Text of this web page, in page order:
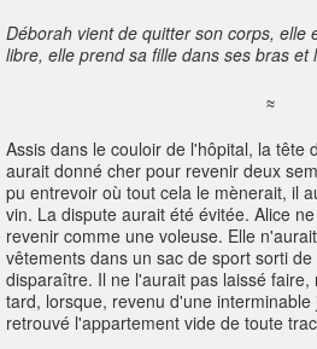
Déborah vient de quitter son corps, elle
libre, elle prend sa fille dans ses bras
≈
Assis dans le couloir de l'hôpital, la tête
aurait donné cher pour revenir deux
pu entrevoir où tout cela le mènerait, il
vin. La dispute aurait été évitée. Alice
revenir comme une voleuse. Elle
vêtements dans un sac de sport sorti
disparaître. Il ne l'aurait pas laissé faire,
tard, lorsque, revenu d'une
retrouvé l'appartement vide de toute